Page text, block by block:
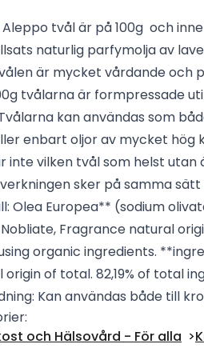
tvål är på 100g och
naturlig parfymolja av
är mycket vårdande och
tvålarna är formpressade
kan användas som
enbart oljor av mycket hög
inte vilken tvål som helst
sker på samma sätt
Olea Europea** (sodium
Fragrance natural
organic ingredients.
origin of total. 82,19% of total
Kan användas både till
och Hälsovård - För alla